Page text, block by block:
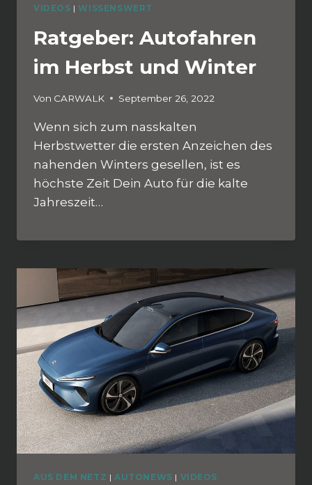
VIDEOS | WISSENSWERT
Ratgeber: Autofahren
im Herbst und Winter
Von CARWALK September 26, 2022
Wenn sich zum nasskalten
Herbstwetter die ersten Anzeichen des
nahenden Winters gesellen, ist es
höchste Zeit Dein Auto für die kalte
Jahreszeit…
AUS DEM NETZ | AUTONEWS | VIDEOS